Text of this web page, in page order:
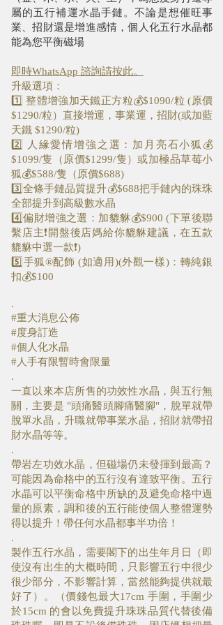
屬的五行補運水晶手鏈。不論是想催旺事
業、招財還是增進感情，個人化五行水晶都
能為您平衡磁場
即時WhatsApp 諮詢請按此。
升級選項：
1️⃣ 整體增強加天鐵正方粒💰$1090/粒 (原價
$1290/粒）直接增運，事業運，招財(或加藍
天鐵 $1290/粒)
2️⃣ 人緣愛情增強之選：加月亮石小狐💰
$1099/隻（原價$1299/隻）或加極品草莓小
狐💰$588/隻（原價$688)
3️⃣全條手鏈品質提升💰$688把手鏈內的珠珠
全部提升到高級數水晶
4️⃣偏財增強之選：加貔貅💰$900 (下單後聯
繫店主❗開盤後店媽給你貔貅建議，在五款
貔貅中選一款❗)
5️⃣手狐®配飾 (如適用)(外觀一樣)：轉純銀
扣💰$100
.
#重大消息公佈
#度身訂造
#個人化水晶
#人手有限暫時會限量
.
一直以來本店所售的功效性水晶，與五行無
關，主要是 "頭痛醫頭腳痛醫腳"，脫單就帶
脫單水晶，升職就帶事業水晶，招財就帶招
財水晶等等。
.
帶岩左功效水晶，但磁場仍未發揮到最高？
可能因為命格中的五行沒有達致平衡。五行
水晶可以平衡命格中所缺的及避免命格中過
量的原素，調和後的五行能使個人整體運勢
得以提升！帶任何水晶都事半功倍！
.
製作五行水晶，需要閣下的出生年月日（即
使沒有出生的大概時間，只影響五行中很少
很少部分，不影響計算，當然能夠提供就最
好了）。（價錢包最大17cm 手圍，手圍少
於15cm 的會以免費提升珠珠品質代替後備